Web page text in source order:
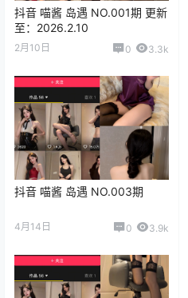
抖音 喵酱 岛遇 NO.001期 更新
至：2026.2.10
2月10日 0 3.3k
抖音 喵酱 岛遇 NO.003期
4月14日 0 3.9k